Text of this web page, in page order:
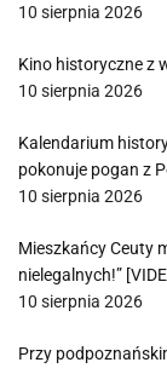
10 sierpnia 2026
Kino historyczne z
10 sierpnia 2026
Kalendarium
pokonuje pogan z
10 sierpnia 2026
Mieszkańcy Ceuty
nielegalnych!”
10 sierpnia 2026
Przy